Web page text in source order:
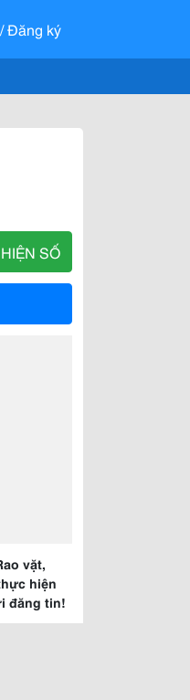
Đăng ký
SỐ
vặt,
hiện
đăng tin!